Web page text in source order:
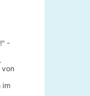
-
von
im